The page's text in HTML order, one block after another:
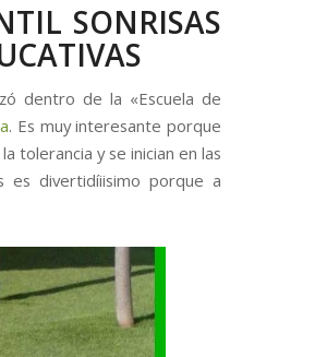
SONRISAS
dentro de la «Escuela de
. Es muy interesante porque
tolerancia y se inician en las
es divertidíiisimo porque a